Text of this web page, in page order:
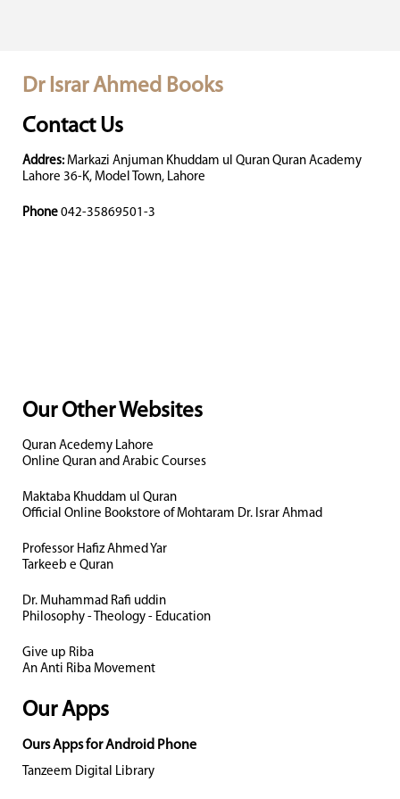
Dr Israr Ahmed Books
Contact Us
Addres: Markazi Anjuman Khuddam ul Quran Quran Academy
Lahore 36-K, Model Town, Lahore
Phone 042-35869501-3
Our Other Websites
Quran Acedemy Lahore
Online Quran and Arabic Courses
Maktaba Khuddam ul Quran
Official Online Bookstore of Mohtaram Dr. Israr Ahmad
Professor Hafiz Ahmed Yar
Tarkeeb e Quran
Dr. Muhammad Rafi uddin
Philosophy - Theology - Education
Give up Riba
An Anti Riba Movement
Our Apps
Ours Apps for Android Phone
Tanzeem Digital Library